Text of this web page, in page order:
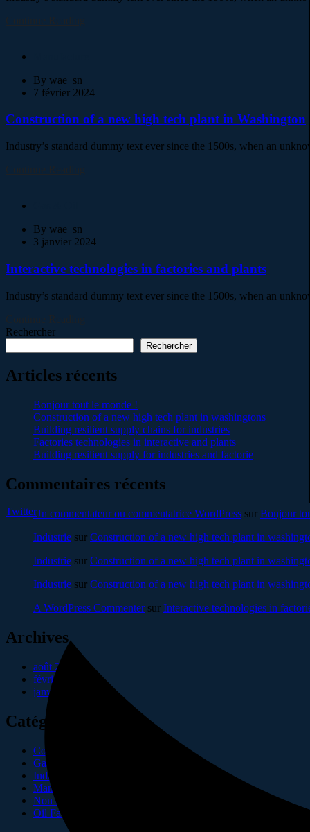
Twitter
By wae_sn
7 février 2024
Construction of a new high tech plant in Washington
Industry’s standard dummy text ever since the 1500s, when an
By wae_sn
3 janvier 2024
Interactive technologies in factories and plants
Industry’s standard dummy text ever since the 1500s, when an
Rechercher
Rechercher
Articles récents
Bonjour tout le monde !
Construction of a new high tech plant in washingtons
Building resilient supply chains for industries
Factories technologies in interactive and plants
Building resilient supply for industries and factorie
Commentaires récents
Un commentateur ou commentatrice WordPress sur Bonjour
Industrie sur Construction of a new high tech plant in
Industrie sur Construction of a new high tech plant in
Industrie sur Construction of a new high tech plant in
A WordPress Commentersur Interactive technologies in
Archives
août 2024
février 2024
janvier 2024
Catégories
Company
Gas & Oil
Industry
Manufacture
Non classé
Oil Factory